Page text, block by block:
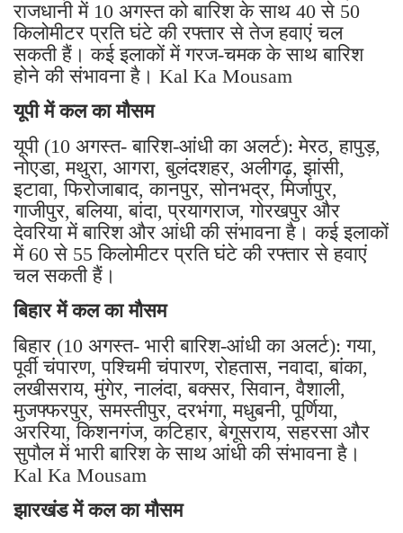
राजधानी में 10 अगस्त को बारिश के साथ 40 से 50
किलोमीटर प्रति घंटे की रफ्तार से तेज हवाएं चल
सकती हैं। कई इलाकों में गरज-चमक के साथ बारिश
होने की संभावना है। Kal Ka Mousam
यूपी में कल का मौसम
यूपी (10 अगस्त- बारिश-आंधी का अलर्ट): मेरठ, हापुड़,
नोएडा, मथुरा, आगरा, बुलंदशहर, अलीगढ़, झांसी,
इटावा, फिरोजाबाद, कानपुर, सोनभद्र, मिर्जापुर,
गाजीपुर, बलिया, बांदा, प्रयागराज, गोरखपुर और
देवरिया में बारिश और आंधी की संभावना है। कई इलाकों
में 60 से 55 किलोमीटर प्रति घंटे की रफ्तार से हवाएं
चल सकती हैं।
बिहार में कल का मौसम
बिहार (10 अगस्त- भारी बारिश-आंधी का अलर्ट): गया,
पूर्वी चंपारण, पश्चिमी चंपारण, रोहतास, नवादा, बांका,
लखीसराय, मुंगेर, नालंदा, बक्सर, सिवान, वैशाली,
मुजफ्फरपुर, समस्तीपुर, दरभंगा, मधुबनी, पूर्णिया,
अररिया, किशनगंज, कटिहार, बेगूसराय, सहरसा और
सुपौल में भारी बारिश के साथ आंधी की संभावना है।
Kal Ka Mousam
झारखंड में कल का मौसम